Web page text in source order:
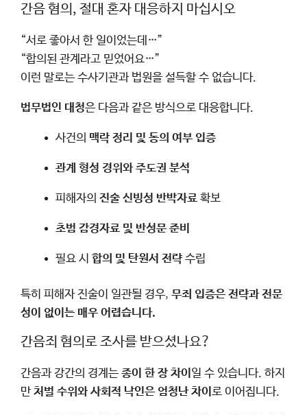
간음 혐의, 절대 혼자 대응하지 마십시오
“서로 좋아서 한 일이었는데…”
“합의된 관계라고 믿었어요…”
이런 말로는 수사기관과 법원을 설득할 수 없습니다.
법무법인 대청은 다음과 같은 방식으로 대응합니다.
사건의 맥락 정리 및 동의 여부 입증
관계 형성 경위와 주도권 분석
피해자의 진술 신빙성 반박자료 확보
초범 감경자료 및 반성문 준비
필요 시 합의 및 탄원서 전략 수립
특히 피해자 진술이 일관될 경우, 무죄 입증은 전략과 전문
성이 없이는 매우 어렵습니다.
간음죄 혐의로 조사를 받으셨나요?
간음과 강간의 경계는 종이 한 장 차이 일 수 있습니다. 하지
만 처벌 수위와 사회적 낙인은 엄청난 차이 로 이어집니다.